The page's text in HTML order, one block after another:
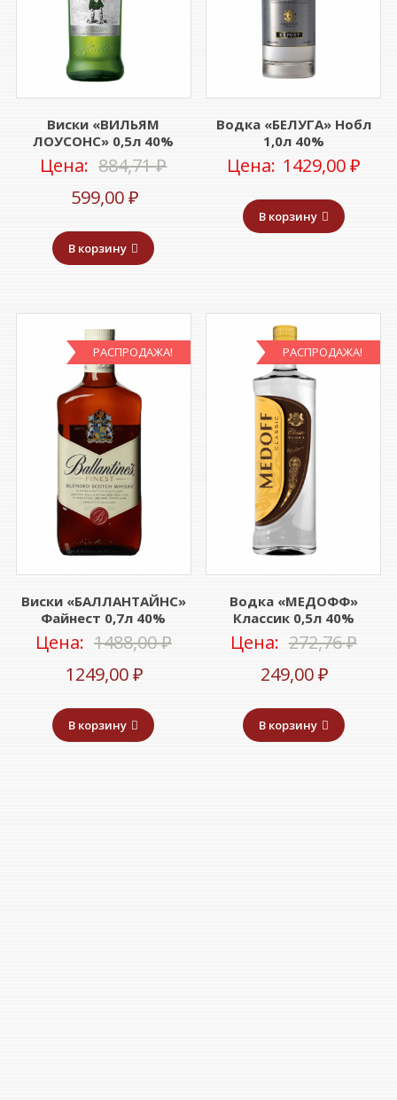
Виски «ВИЛЬЯМ
ЛОУСОНС» 0,5л 40%
Цена: 884,71₽Первоначальная
составляла
599,00₽Текущая
цена:
599,00 ₽.
В корзину
Водка «БЕЛУГА» Нобл
1,0л 40%
Цена: 1429,00₽
В корзину
РАСПРОДАЖА!
Виски «БАЛЛАНТАЙНС»
Файнест 0,7л 40%
Цена: 1488,00₽Первоначальная
составляла
1488,00 ₽.
1249,00₽
цена:
1249,00 ₽.
В корзину
РАСПРОДАЖА!
Водка «МЕДОФФ»
Классик 0,5л 40%
Цена: 272,76₽
249,00₽
цена:
249,00
В корзину